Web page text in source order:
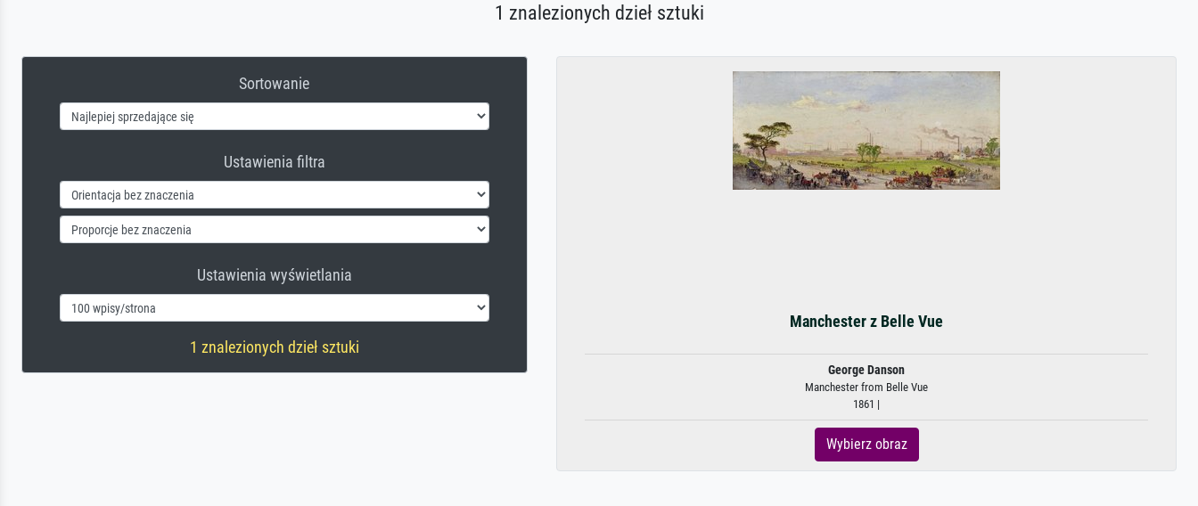
1 znalezionych dzieł sztuki
Sortowanie
Ustawienia filtra
Ustawienia wyświetlania
1 znalezionych dzieł sztuki
Manchester z Belle Vue
George Danson
Manchester from Belle Vue
1861 |
Wybierz obraz